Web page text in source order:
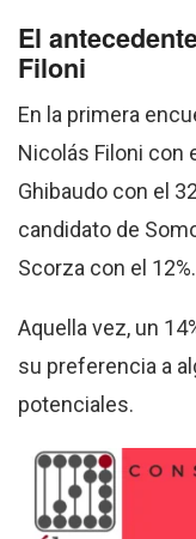
El
Filoni
En la primera
Nicolás Filoni con
Ghibaudo con el
candidato de
Scorza con el 12%.
Aquella vez, un
su preferencia a
potenciales.